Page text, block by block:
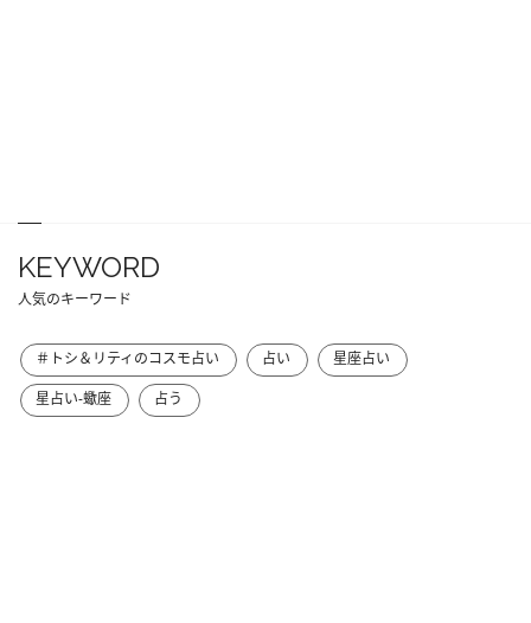
KEYWORD
人気のキーワード
＃トシ＆リティのコスモ占い 占い
星座占い
星占い-蠍座
占う